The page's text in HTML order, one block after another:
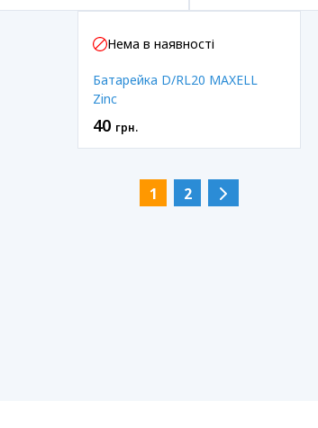
Нема в наявності
Батарейка D/RL20 MAXELL
Zinc
40 грн.
1 2